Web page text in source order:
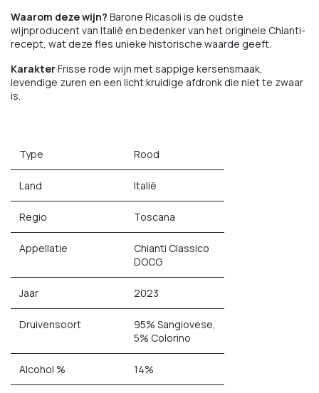
Waarom deze wijn? Barone Ricasoli is de oudste
wijnproducent van Italië en bedenker van het originele Chianti-
recept, wat deze fles unieke historische waarde geeft.
KarakterFrisse rode wijn met sappige kersensmaak,
levendige zuren en een licht kruidige afdronk die niet te zwaar
is.
Type Rood
Land Italië
Regio Toscana
Appellatie
Chianti Classico
DOCG
Jaar 2023
Druivensoort
95% Sangiovese,
5% Colorino
Alcohol % 14%